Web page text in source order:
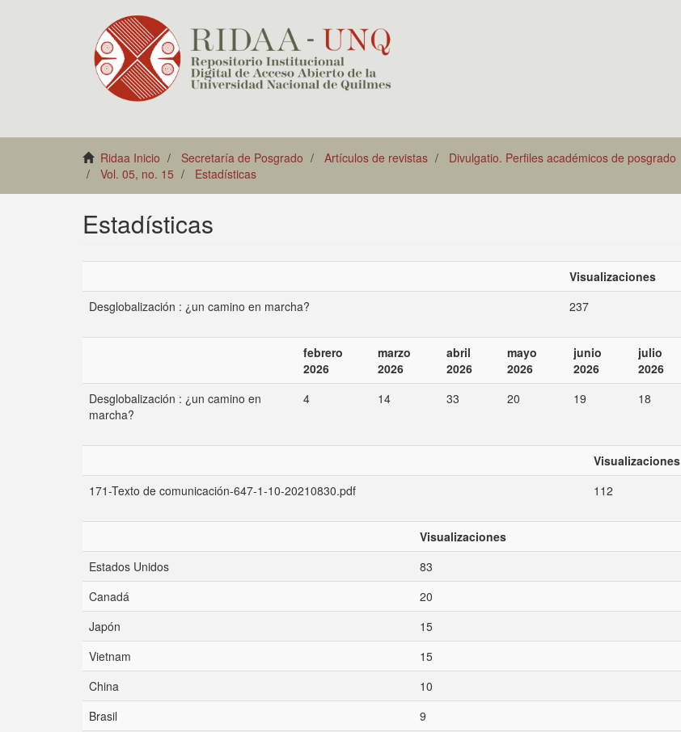
Ridaa Inicio Secretaría de Posgrado Artículos de revistas
Divulgatio. Perfiles académicos de posgrado
Vol. 05, no. 15
Estadísticas
Estadísticas
Visualizaciones
Desglobalización : ¿un camino en marcha?
237
febrero
2026
marzo
2026
abril
2026
mayo
2026
junio
2026
julio
2026
Desglobalización : ¿un camino en
marcha?
4 14 33 20 19 18
Visualizaciones
171-Texto de comunicación-647-1-10-20210830.pdf
112
Visualizaciones
Estados Unidos
83
Canadá
20
Japón
15
Vietnam
15
China
10
Brasil
9